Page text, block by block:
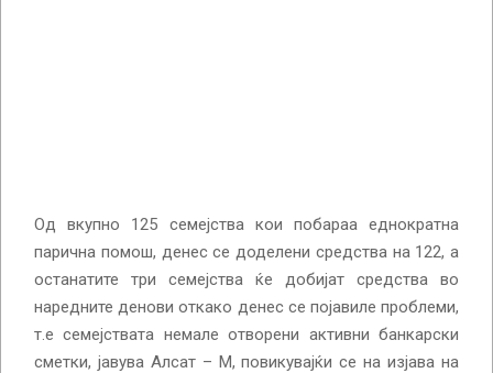
Од вкупно 125 семејства кои побараа еднократна
парична помош, денес се доделени средства на 122, а
останатите три семејства ќе добијат средства во
наредните денови откако денес се појавиле проблеми,
т.е семејствата немале отворени активни банкарски
сметки, јавува Алсат – М, повикувајќи се на изјава на